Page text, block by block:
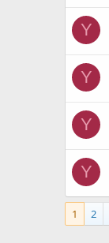
Y
Y
Y
Y
1 2